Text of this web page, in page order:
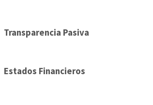
Transparencia Pasiva
Estados Financieros